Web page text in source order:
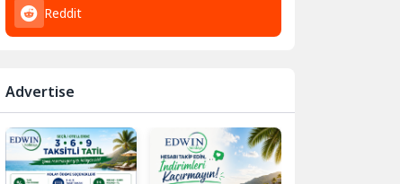
Reddit
Advertise